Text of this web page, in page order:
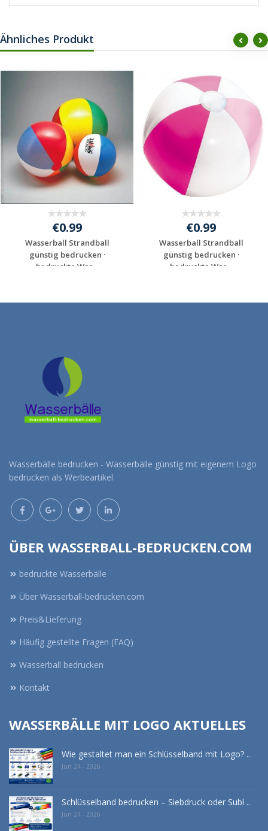
Ähnliches Produkt
€0.99
Wasserball Strandball
günstig bedrucken ·
bedruckte Was...
€0.99
Wasserball Strandball
günstig bedrucken ·
bedruckte Was...
Wasserbälle bedrucken - Wasserbälle günstig mit eigenem Logo
bedrucken als Werbeartikel
ÜBER WASSERBALL-BEDRUCKEN.COM
bedruckte Wasserbälle
Über Wasserball-bedrucken.com
Preis&Lieferung
Häufig gestellte Fragen (FAQ)
Wasserball bedrucken
Kontakt
WASSERBÄLLE MIT LOGO AKTUELLES
Wie gestaltet man ein Schlüsselband mit Logo? ..
Jun 24 - 2026
Schlüsselband bedrucken – Siebdruck oder Subl ..
Jun 24 - 2026